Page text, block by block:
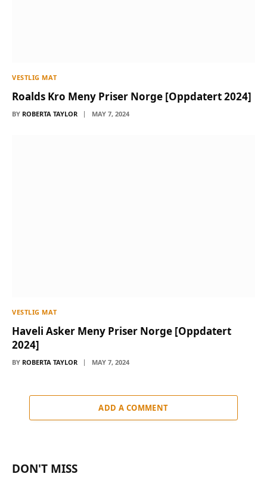
VESTLIG MAT
Roalds Kro Meny Priser Norge [Oppdatert 2024]
BY ROBERTA TAYLOR MAY 7, 2024
VESTLIG MAT
Haveli Asker Meny Priser Norge [Oppdatert
2024]
BY ROBERTA TAYLOR MAY 7, 2024
ADD A COMMENT
DON'T MISS